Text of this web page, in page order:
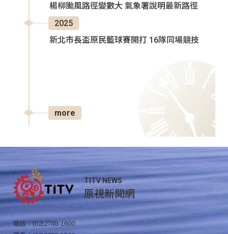
楊柳颱風路徑變數大 氣象署說明最新路徑
2025
新北市長盃原民籃球賽開打 16隊同場競技
more
TITV NEWS
原視新聞網
電話：(02)2788-1600